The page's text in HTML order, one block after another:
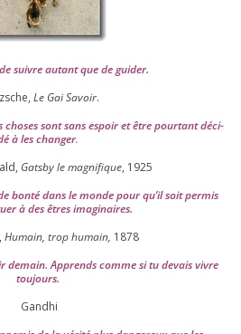
suivre autant que de gui­der.
Le Gai Savoir.
sont sans espoir et être pour­tant déci­
à les chan­ger.
Gatsby le magni­fique, 1925
bon­té dans le monde pour qu’il soit per­mis
à des êtres imaginaires.
Humain, trop humain, 1878
demain. Apprends comme si tu devais vivre
toujours.
Gandhi